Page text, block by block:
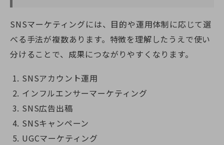
SNSマーケティングには、目的や運用体制に応じて選
べる手法が複数あります。特徴を理解したうえで使い
分けることで、成果につながりやすくなります。
SNSアカウント運用
インフルエンサーマーケティング
SNS広告出稿
SNSキャンペーン
UGCマーケティング